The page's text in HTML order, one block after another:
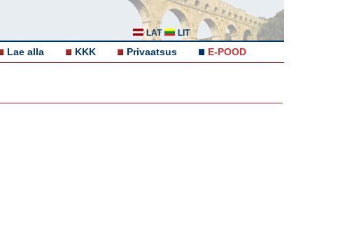
LAT LIT
Lae alla KKK Privaatsus E-POOD